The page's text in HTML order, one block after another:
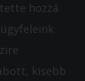
hozzá
kisebb